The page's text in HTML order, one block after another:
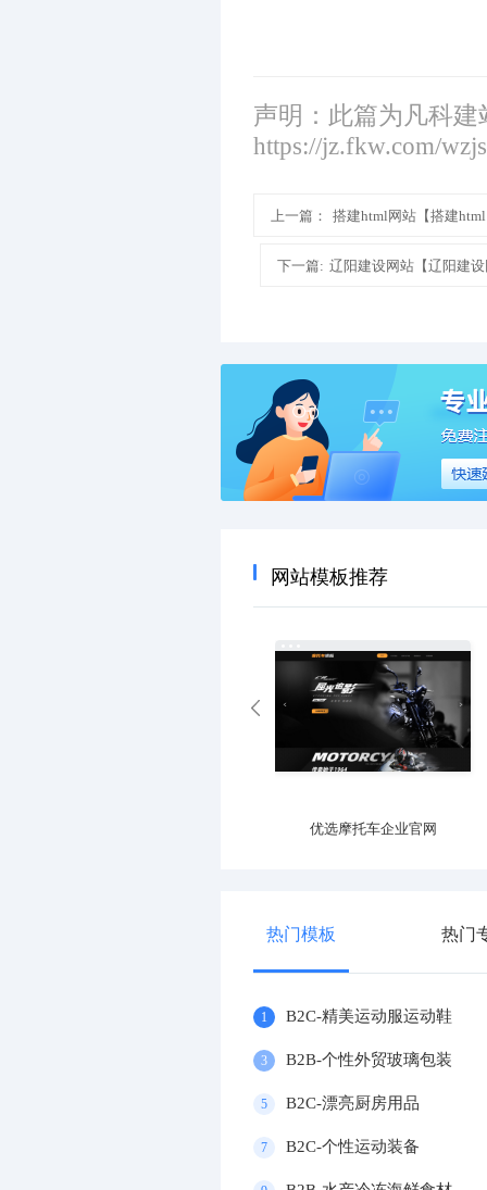
声明：此篇为凡科
https://jz.fkw.com/
上一篇： 搭建html网站【搭建
下一篇: 辽阳建设网站【辽阳建
网站模板推荐
优选摩托车企业官网
热门模板 热门
1 B2C-精美运动服运动鞋
3 B2B-个性外贸玻璃包装
5 B2C-漂亮厨房用品
7 B2C-个性运动装备